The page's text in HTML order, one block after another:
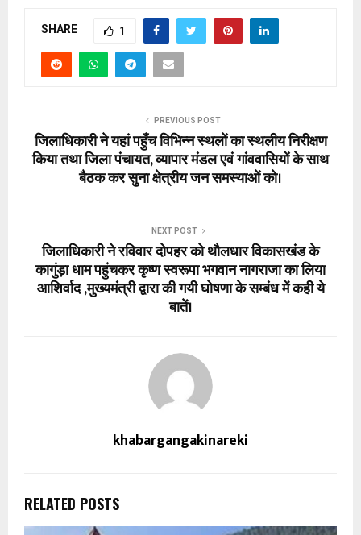
SHARE 1
PREVIOUS POST
जिलाधिकारी ने यहां पहुँच विभिन्न स्थलों का स्थलीय निरीक्षण
किया तथा जिला पंचायत, व्यापार मंडल एवं गांववासियों के साथ
बैठक कर सुना क्षेत्रीय जन समस्याओं को।
NEXT POST
जिलाधिकारी ने रविवार दोपहर को थौलधार विकासखंड के
कागुंड़ा धाम पहुंचकर कृष्ण स्वरूपा भगवान नागराजा का लिया
आशिर्वाद ,मुख्यमंत्री द्वारा की गयी घोषणा के सम्बंध में कही ये
बातें।
khabargangakinareki
RELATED POSTS